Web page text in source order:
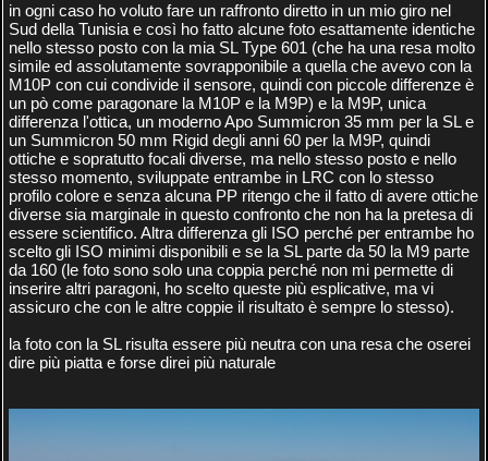
in ogni caso ho voluto fare un raffronto diretto in un mio giro nel
Sud della Tunisia e così ho fatto alcune foto esattamente identiche
nello stesso posto con la mia SL Type 601 (che ha una resa molto
simile ed assolutamente sovrapponibile a quella che avevo con la
M10P con cui condivide il sensore, quindi con piccole differenze è
un pò come paragonare la M10P e la M9P) e la M9P, unica
differenza l'ottica, un moderno Apo Summicron 35 mm per la SL e
un Summicron 50 mm Rigid degli anni 60 per la M9P, quindi
ottiche e sopratutto focali diverse, ma nello stesso posto e nello
stesso momento, sviluppate entrambe in LRC con lo stesso
profilo colore e senza alcuna PP ritengo che il fatto di avere ottiche
diverse sia marginale in questo confronto che non ha la pretesa di
essere scientifico. Altra differenza gli ISO perché per entrambe ho
scelto gli ISO minimi disponibili e se la SL parte da 50 la M9 parte
da 160 (le foto sono solo una coppia perché non mi permette di
inserire altri paragoni, ho scelto queste più esplicative, ma vi
assicuro che con le altre coppie il risultato è sempre lo stesso).
la foto con la SL risulta essere più neutra con una resa che oserei
dire più piatta e forse direi più naturale